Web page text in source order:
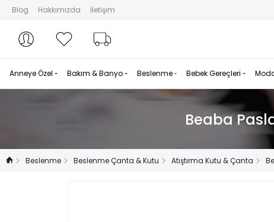
Blog Hakkımızda İletişim
Hesabım
Hesabım Favorilerim
Anneye Özel Bakım & Banyo Beslenme Bebek Gereçleri
Beaba
Beslenme Beslenme Çanta & Kutu Atıştırma Kutu & Çanta